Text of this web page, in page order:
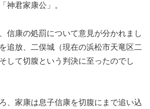
神君家康公」。
信康の処罰について意見が分かれまし
追放、二俣城（現在の浜松市天竜区二
して切腹という判決に至ったのでし
、家康は息子信康を切腹にまで追い込